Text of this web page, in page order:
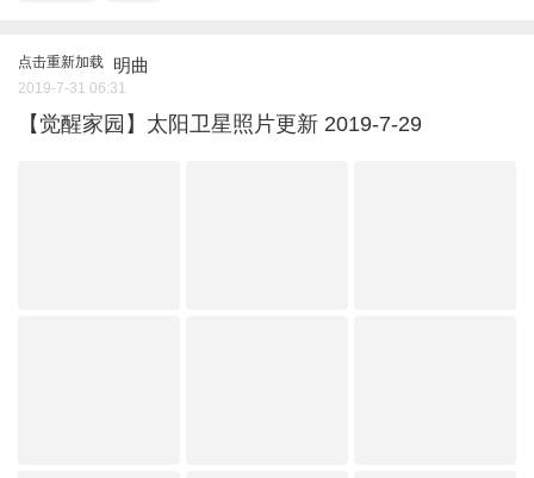
点击重新加载 明曲
2019-7-31 06:31
【觉醒家园】太阳卫星照片更新 2019-7-29